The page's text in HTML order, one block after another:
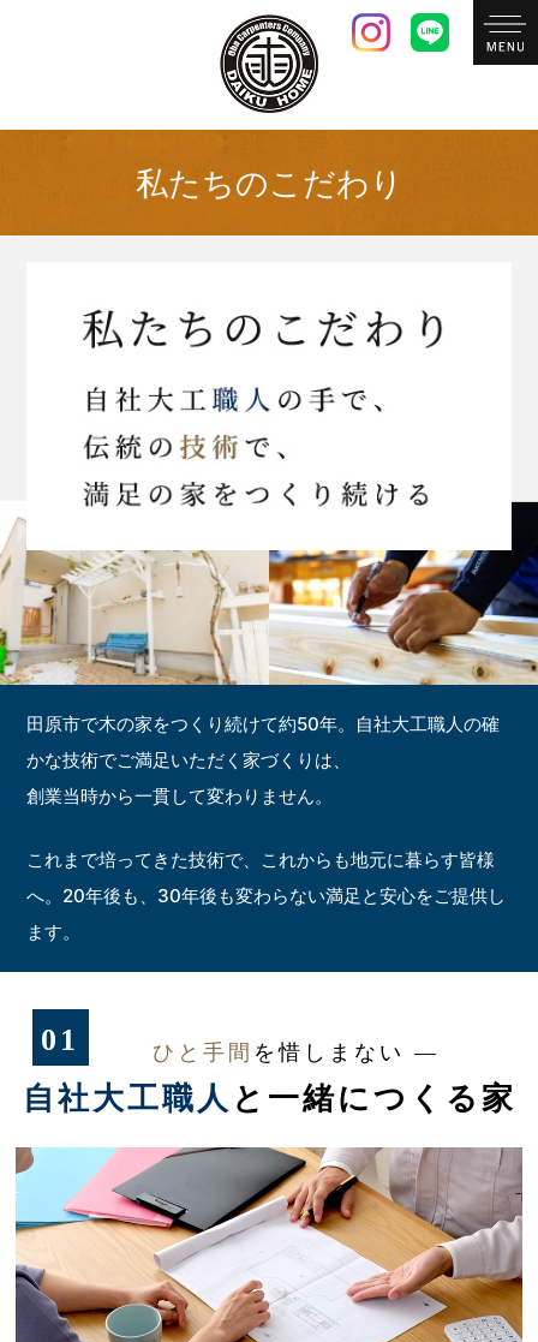
私たちのこだわり
田原市で木の家をつくり続けて約50年。 自社大工職人の確
かな技術でご満足いただく家づくりは、
創業当時から一貫して変わりません。
​これまで培ってきた技術で、これからも地元に暮らす皆様
へ。​ 20年後も、30年後も変わらない満足と安心をご提供し
ます。​
01 ひと手間 を惜しまない ―
自社大工職人 と一緒につくる家